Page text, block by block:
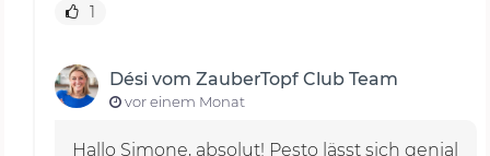
1
Dési vom ZauberTopf Club Team
vor einem Monat
Hallo Simone, absolut! Pesto lässt sich genial